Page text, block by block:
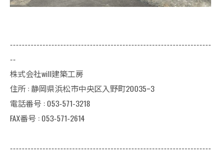
--------------------------------------------------------------------
--
株式会社will建築工房
住所 : 静岡県浜松市中央区入野町20035ｰ3
電話番号 : 053-571-3218
FAX番号 : 053-571-2614
--------------------------------------------------------------------